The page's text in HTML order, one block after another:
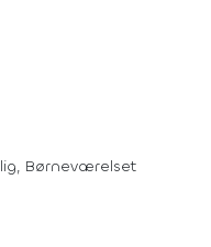
Børneværelset